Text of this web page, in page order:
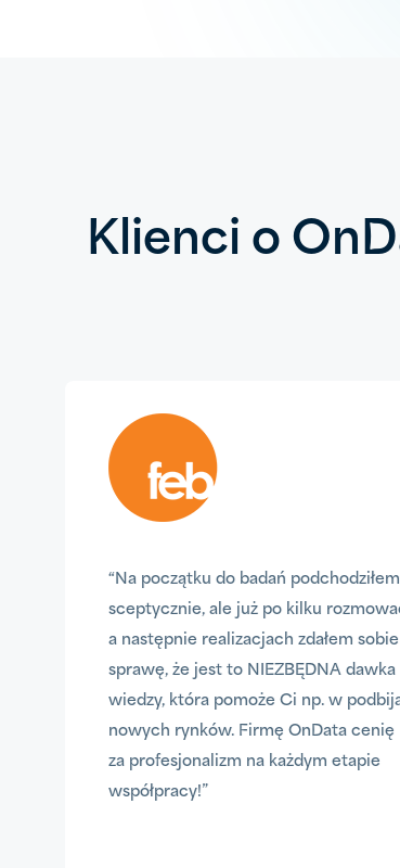
Klienci o
“Na początku do badań
sceptycznie, ale już po kilku
a następnie realizacjach zdałem
sprawę, że jest to NIEZBĘDNA dawka
wiedzy, która pomoże Ci np. w
nowych rynków. Firmę OnData cenię
za profesjonalizm na każdym etapie
współpracy!”